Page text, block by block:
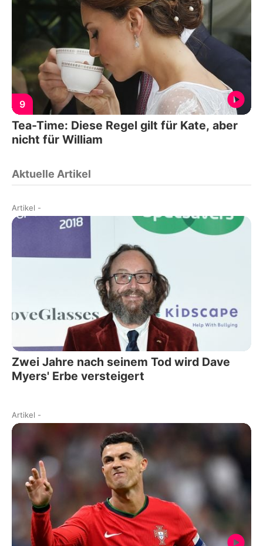
9
Tea-Time: Diese Regel gilt für Kate, aber
nicht für William
Aktuelle Artikel
Artikel -
Zwei Jahre nach seinem Tod wird Dave
Myers' Erbe versteigert
Artikel -